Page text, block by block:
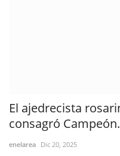
El ajedrecista
consagró
enelarea Dic 20, 2025